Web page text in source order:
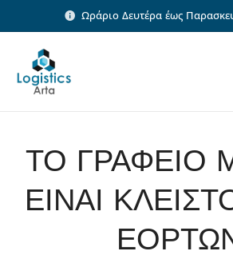
Ωράριο Δευτέρα έως
ΤΟ ΓΡΑΦΕΙΟ
ΕΙΝΑΙ